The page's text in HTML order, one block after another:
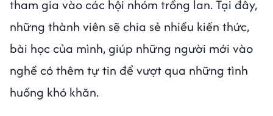
tham gia vào các hội nhóm trồng lan. Tại đây,
những thành viên sẽ chia sẻ nhiều kiến thức,
bài học của mình, giúp những người mới vào
nghề có thêm tự tin để vượt qua những tình
huống khó khăn.